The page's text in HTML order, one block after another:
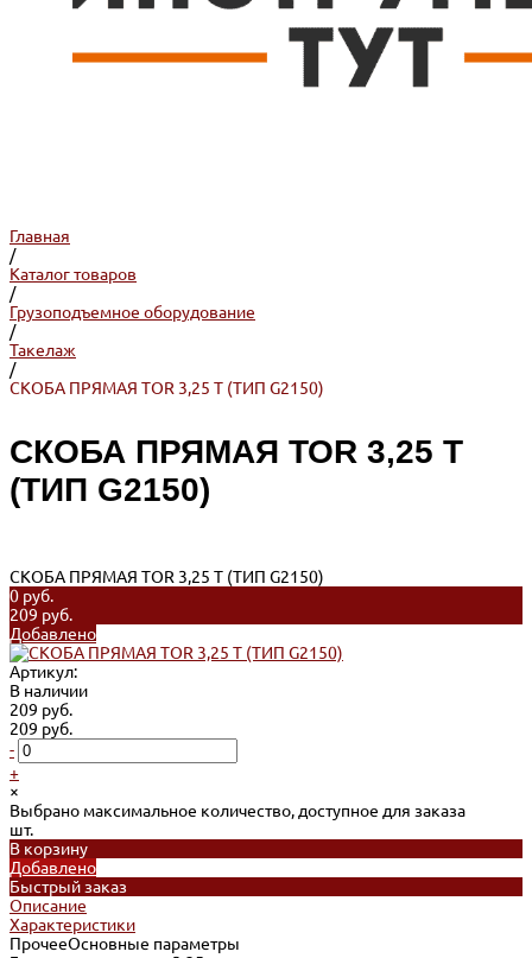
Главная
/
Каталог товаров
/
Грузоподъемное оборудование
/
Такелаж
/
СКОБА ПРЯМАЯ TOR 3,25 Т (ТИП G2150)
СКОБА ПРЯМАЯ TOR 3,25 Т
(ТИП G2150)
СКОБА ПРЯМАЯ TOR 3,25 Т (ТИП G2150)
0 руб.
209 руб.
Добавлено
Артикул:
В наличии
209 руб.
209 руб.
-
+
×
Выбрано максимальное количество, доступное для заказа
шт.
В корзину
Добавлено
Быстрый заказ
Описание
Характеристики
ПрочееОсновные параметры